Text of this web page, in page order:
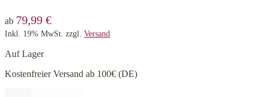
ab 79,99 €
Inkl. 19% MwSt. zzgl. Versand
Auf Lager
Kostenfreier Versand ab 100€ (DE)